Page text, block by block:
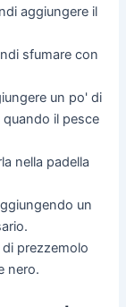
aggiungere il
sfumare con
un po' di
il pesce
nella padella
un
prezzemolo
nero.